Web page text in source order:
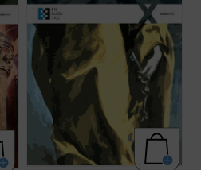
Lepori nos ...